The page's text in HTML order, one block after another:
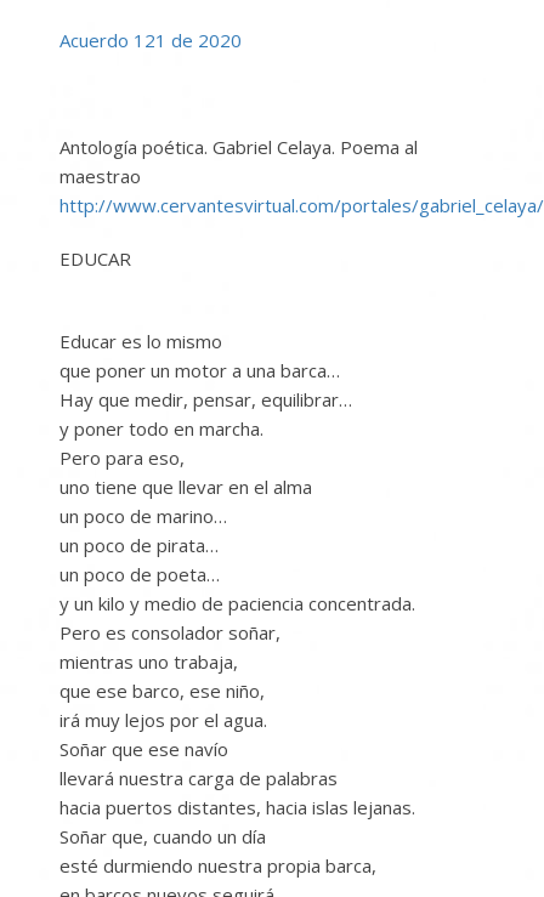
Acuerdo 121 de 2020
Antología poética. Gabriel Celaya. Poema al
maestrao
http://www.cervantesvirtual.com/portales/
EDUCAR
Educar es lo mismo
que poner un motor a una barca…
Hay que medir, pensar, equilibrar…
y poner todo en marcha.
Pero para eso,
uno tiene que llevar en el alma
un poco de marino…
un poco de pirata…
un poco de poeta…
y un kilo y medio de paciencia concentrada.
Pero es consolador soñar,
mientras uno trabaja,
que ese barco, ese niño,
irá muy lejos por el agua.
Soñar que ese navío
llevará nuestra carga de palabras
hacia puertos distantes, hacia islas lejanas.
Soñar que, cuando un día
esté durmiendo nuestra propia barca,